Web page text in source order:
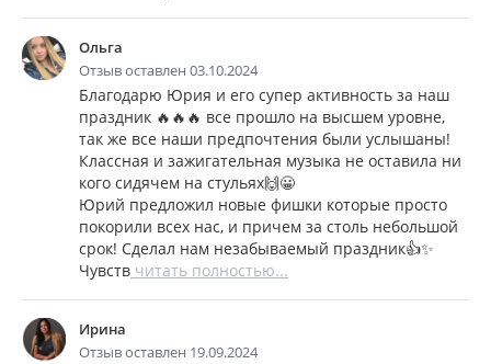
Ольга
Отзыв оставлен 03.10.2024
Благодарю Юрия и его супер активность за наш
праздник 🔥🔥🔥 все прошло на высшем уровне,
так же все наши предпочтения были услышаны!
Классная и зажигательная музыка не оставила ни
кого сидячем на стульях🙌😀
Юрий предложил новые фишки которые просто
покорили всех нас, и причем за столь небольшой
срок! Сделал нам незабываемый праздник👍✨
Чувств читать полностью...
Ирина
Отзыв оставлен 19.09.2024